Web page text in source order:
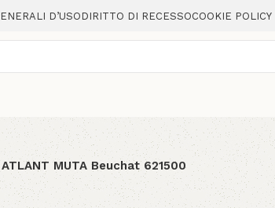
D’USO DIRITTO DI RECESSOCOOKIE POLICY
ATLANT MUTA Beuchat 621500